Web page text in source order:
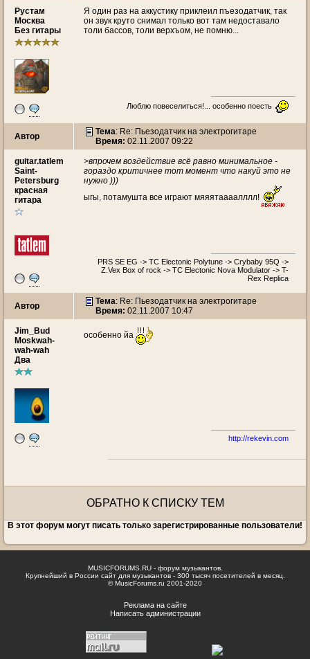
Рустам
Москва
Без гитары
Я один раз на аккустику приклеил пъезодатчик, так
он звук круто снимал только вот там недоставало
толи бассов, толи верхъом, не помню...
Люблю повеселиться!... особенно поесть
Автор Тема: Re: Пьезодатчик на электрогитаре
Время: 02.11.2007 09:22
guitar.tatlem
Saint-
Petersburg
красная
гитара
>впрочем воздействие всё равно минимальное -
гораздо критичнее тот момент что накуй это не
нужно )))
ыгы, потамушта все играют мяяятаааалллл!
PRS SE EG -> TC Electonic Polytune -> Crybaby 95Q ->
Z.Vex Box of rock -> TC Electonic Nova Modulator -> T-
Rex Replica
Автор Тема: Re: Пьезодатчик на электрогитаре
Время: 02.11.2007 10:47
Jim_Bud
Moskwah-
wah-wah
Два
особенно йа
http://rekevin.com
ОБРАТНО К СПИСКУ ТЕМ
В этот форум могут писать только зарегистрированные пользователи!
MUSICFORUMS.RU - форум музыкантов.
Крупнейший в России сайт для музыкантов - 300 тысяч посетителей в месяц.
© MusicForums.ru 2001-2020
Реклама на сайте
Написать администрации